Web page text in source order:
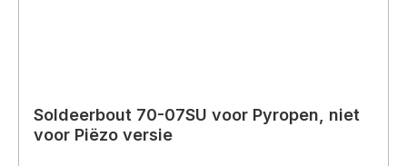
Soldeerbout 70-07SU voor Pyropen, niet
voor Piëzo versie